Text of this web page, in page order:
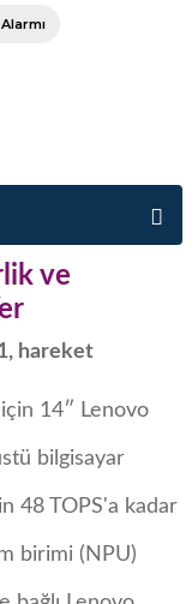
ve
hareket
14″ Lenovo
bilgisayar
48 TOPS'a kadar
birimi (NPU)